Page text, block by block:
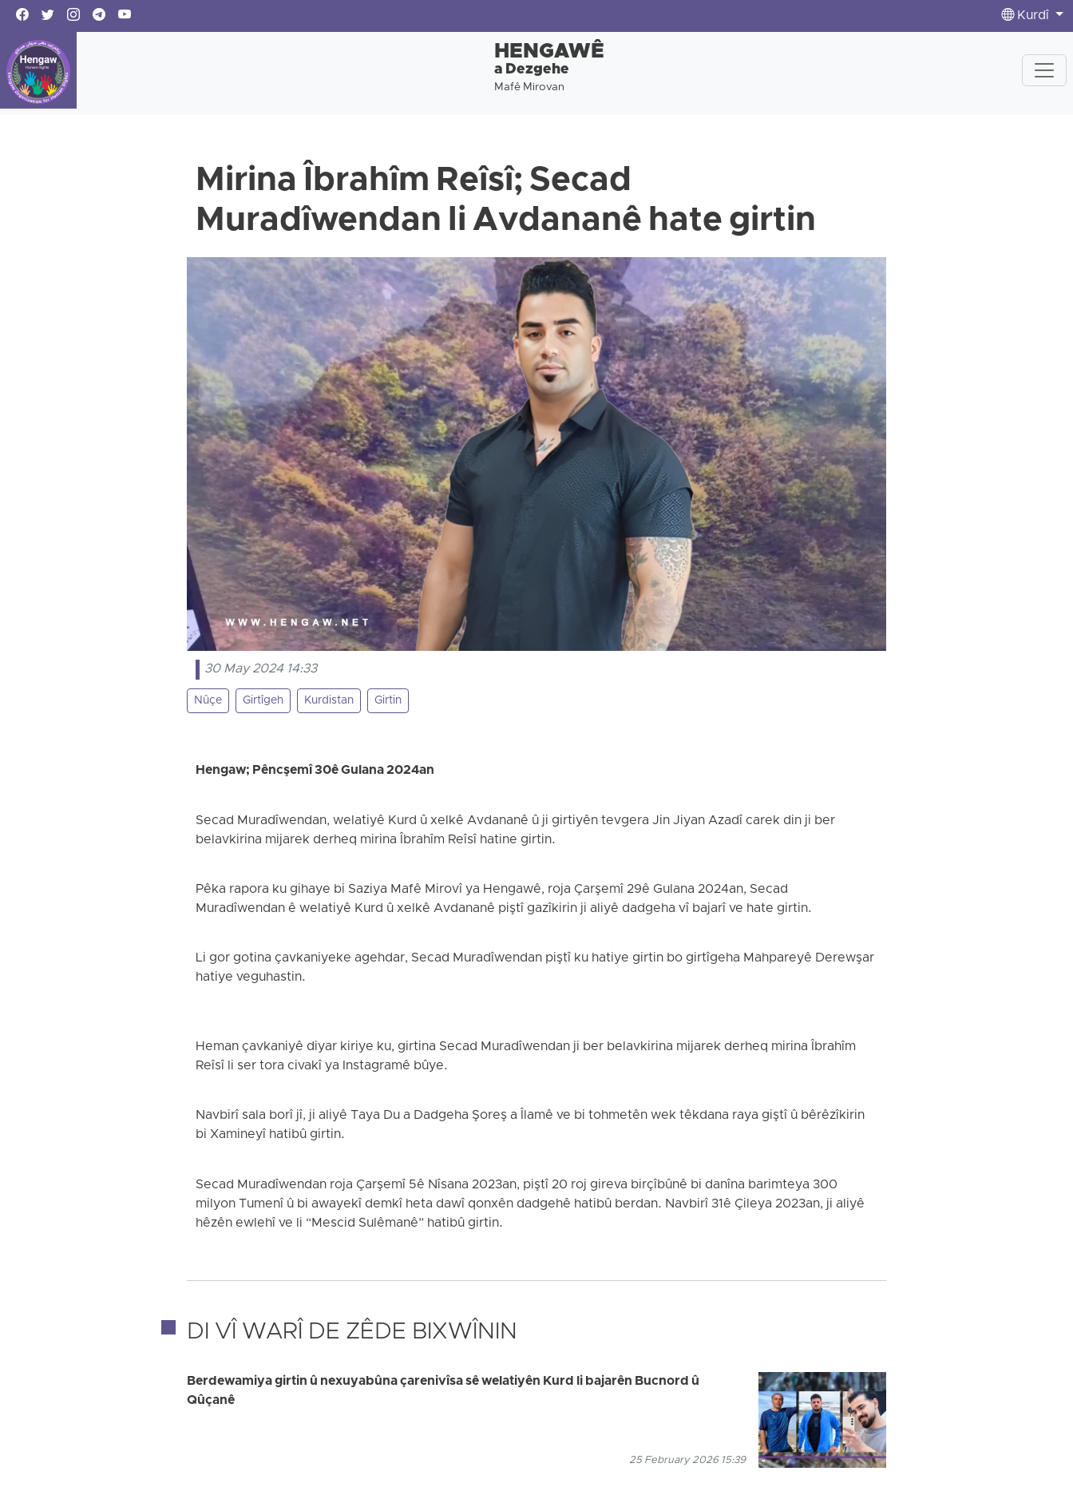
Kurdî
HENGAWÊ
a Dezgehe
Mafê Mirovan
Mirina Îbrahîm Reîsî; Secad
Muradîwendan li Avdananê hate girtin
30 May 2024 14:33
Nûçe Girtîgeh Kurdistan Girtin
Hengaw; Pêncşemî 30ê Gulana 2024an
Secad Muradîwendan, welatiyê Kurd û xelkê Avdananê û ji girtiyên tevgera Jin Jiyan Azadî carek din ji ber
belavkirina mijarek derheq mirina Îbrahîm Reîsî hatine girtin.
Pêka rapora ku gihaye bi Saziya Mafê Mirovî ya Hengawê, roja Çarşemî 29ê Gulana 2024an, Secad
Muradîwendan ê welatiyê Kurd û xelkê Avdananê piştî gazîkirin ji aliyê dadgeha vî bajarî ve hate girtin.
Li gor gotina çavkaniyeke agehdar, Secad Muradîwendan piştî ku hatiye girtin bo girtîgeha Mahpareyê Derewşar
hatiye veguhastin.
Heman çavkaniyê diyar kiriye ku, girtina Secad Muradîwendan ji ber belavkirina mijarek derheq mirina Îbrahîm
Reîsî li ser tora civakî ya Instagramê bûye.
Navbirî sala borî jî, ji aliyê Taya Du a Dadgeha Şoreş a Îlamê ve bi tohmetên wek têkdana raya giştî û bêrêzîkirin
bi Xamineyî hatibû girtin.
Secad Muradîwendan roja Çarşemî 5ê Nîsana 2023an, piştî 20 roj gireva birçîbûnê bi danîna barimteya 300
milyon Tumenî û bi awayekî demkî heta dawî qonxên dadgehê hatibû berdan. Navbirî 31ê Çileya 2023an, ji aliyê
hêzên ewlehî ve li “Mescid Sulêmanê” hatibû girtin.
DI VÎ WARÎ DE ZÊDE BIXWÎNIN
Berdewamiya girtin û nexuyabûna çarenivîsa sê welatiyên Kurd li bajarên Bucnord û
Qûçanê
25 February 2026 15:39